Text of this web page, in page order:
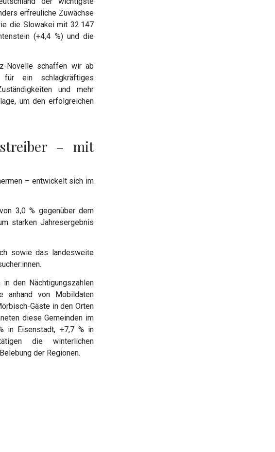
erfreuliche Zuwächse
die Slowakei mit 32.147
(+4,4 %) und die
Novelle schaffen wir ab
für ein schlagkräftiges
und mehr
um den erfolgreichen
– mit
– entwickelt sich im
3,0 % gegenüber dem
starken Jahresergebnis
sowie das landesweite
den Nächtigungszahlen
anhand von Mobildaten
Gäste in den Orten
diese Gemeinden im
in Eisenstadt, +7,7 % in
die winterlichen
der Regionen.